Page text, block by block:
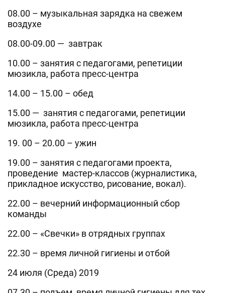
08.00 – музыкальная зарядка на свежем
воздухе
08.00-09.00 — завтрак
10.00 – занятия с педагогами, репетиции
мюзикла, работа пресс-центра
14.00 – 15.00 – обед
15.00 — занятия с педагогами, репетиции
мюзикла, работа пресс-центра
19. 00 – 20.00 – ужин
19.00 – занятия с педагогами проекта,
проведение мастер-классов (журналистика,
прикладное искусство, рисование, вокал).
22.00 – вечерний информационный сбор
команды
22.00 – «Свечки» в отрядных группах
22.30 – время личной гигиены и отбой
24 июля (Среда) 2019